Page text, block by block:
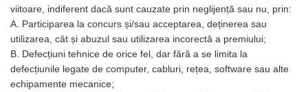
viitoare, indiferent dacă sunt cauzate prin neglijență sau nu, prin:
A. Participarea la concurs și/sau acceptarea, deținerea sau
utilizarea, cât și abuzul sau utilizarea incorectă a premiului;
B. Defecțiuni tehnice de orice fel, dar fără a se limita la
defecțiunile legate de computer, cabluri, rețea, software sau alte
echipamente mecanice;